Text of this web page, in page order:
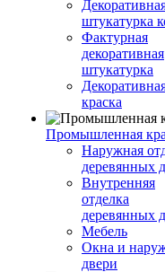
штукатурка
Фактурная
декоративная
штукатурка
краска
Промышленная
Наружная
деревянных
Внутренняя
отделка
деревянных
Мебель
Окна и
двери